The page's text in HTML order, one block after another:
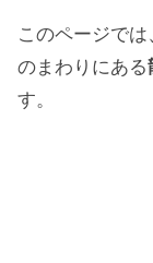
このページで
のまわりにある
す。